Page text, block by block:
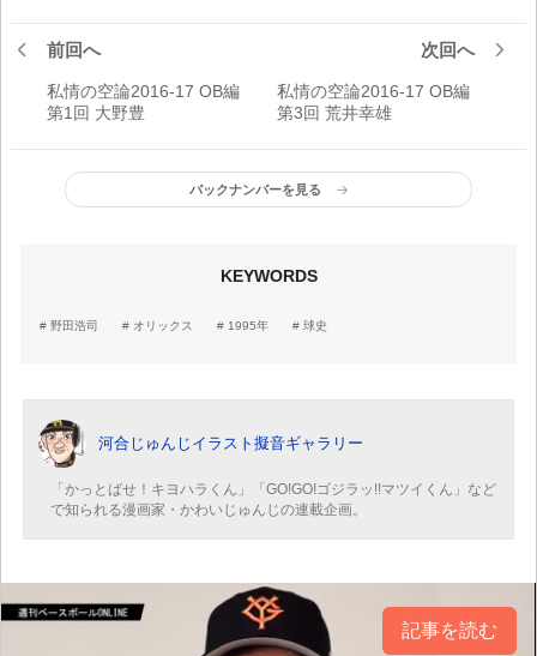
前回へ
私情の空論2016-17 OB編
第1回 大野豊
次回へ
私情の空論2016-17 OB編
第3回 荒井幸雄
バックナンバーを見る
KEYWORDS
野田浩司 オリックス 1995年 球史
河合じゅんじイラスト擬音ギャラリー
「かっとばせ！キヨハラくん」「GO!GO!ゴジラッ!!マツイくん」など
で知られる漫画家・かわいじゅんじの連載企画。
記事を読む